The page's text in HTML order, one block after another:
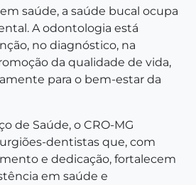
saúde, a saúde bucal ocupa
A odontologia está
no diagnóstico, na
da qualidade de vida,
para o bem-estar da
de Saúde, o CRO-MG
dentistas que, com
e dedicação, fortalecem
em saúde e